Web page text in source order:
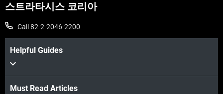
더보기
스트라타시스 코리아
Call 82-2-2046-2200
Helpful Guides
Must Read Articles